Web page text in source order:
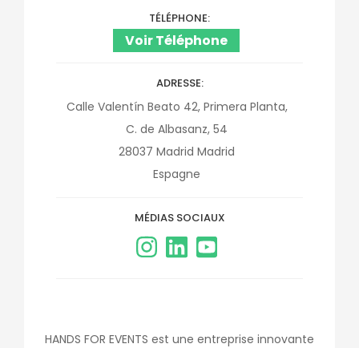
TÉLÉPHONE
Voir Téléphone
ADRESSE
Calle Valentín Beato 42, Primera Planta,
C. de Albasanz, 54
28037 Madrid Madrid
Espagne
MÉDIAS SOCIAUX
HANDS FOR EVENTS est une entreprise innovante